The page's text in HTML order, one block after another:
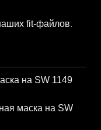
fit-файлов.
на SW 1149
маска на SW